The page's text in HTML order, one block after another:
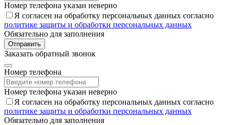
Номер телефона указан неверно
Я согласен на обработку персональных данных согласно
политике защиты и обработки персональных данных
Обязательно для заполнения
Отправить
Заказать обратный звонок
Номер телефона
Номер телефона указан неверно
Я согласен на обработку персональных данных согласно
политике защиты и обработки персональных данных
Обязательно для заполнения